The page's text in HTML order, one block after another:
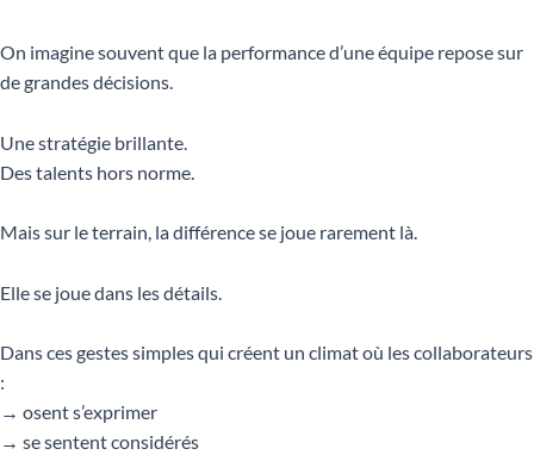
On imagine souvent que la performance d’une équipe repose sur
de grandes décisions.
Une stratégie brillante.
Des talents hors norme.
Mais sur le terrain, la différence se joue rarement là.
Elle se joue dans les détails.
Dans ces gestes simples qui créent un climat où les collaborateurs
:
→ osent s’exprimer
→ se sentent considérés